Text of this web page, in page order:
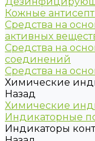
Кожные
Средства на
активных
Средства на
соединений
Средства на
Химические
Назад
Химические
Индикаторные
Индикаторы